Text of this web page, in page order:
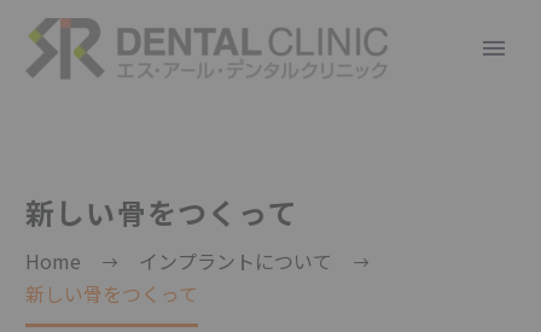
新しい骨をつくって
Home
インプラントについて
新しい骨をつくって